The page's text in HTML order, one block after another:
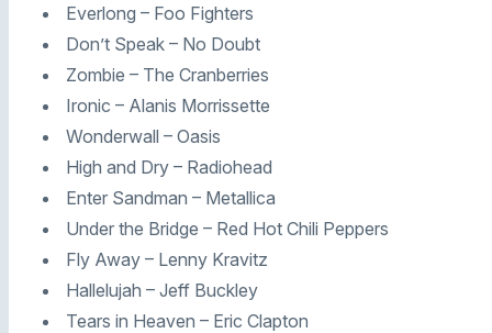
Everlong – Foo Fighters
Don’t Speak – No Doubt
Zombie – The Cranberries
Ironic – Alanis Morrissette
Wonderwall – Oasis
High and Dry – Radiohead
Enter Sandman – Metallica
Under the Bridge – Red Hot Chili Peppers
Fly Away – Lenny Kravitz
Hallelujah – Jeff Buckley
Tears in Heaven – Eric Clapton